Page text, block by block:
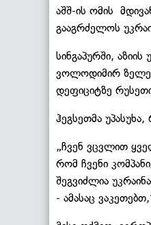
აშშ-ის ომის
გააგრძელოს
სინგაპურში,
ვოლოდიმირ
დეფიციტზე
ჰეგსეთმა
„ჩვენ ვცვლით
რომ ჩვენი
შეგვიძლია
- ამასაც